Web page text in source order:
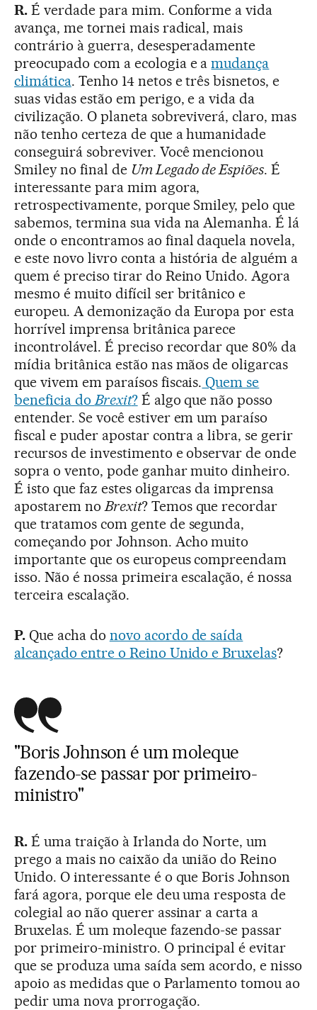
R. É verdade para mim. Conforme a vida
avança, me tornei mais radical, mais
contrário à guerra, desesperadamente
preocupado com a ecologia e amudança
climática. Tenho 14 netos e três bisnetos, e
suas vidas estão em perigo, e a vida da
civilização. O planeta sobreviverá, claro, mas
não tenho certeza de que a humanidade
conseguirá sobreviver. Você mencionou
Smiley no final de Um Legado de Espiões. É
interessante para mim agora,
retrospectivamente, porque Smiley, pelo que
sabemos, termina sua vida na Alemanha. É lá
onde o encontramos ao final daquela novela,
e este novo livro conta a história de alguém a
quem é preciso tirar do Reino Unido. Agora
mesmo é muito difícil ser britânico e
europeu. A demonização da Europa por esta
horrível imprensa britânica parece
incontrolável. É preciso recordar que 80% da
mídia britânica estão nas mãos de oligarcas
que vivem em paraísos fiscais. Quem se
beneficia doBrexit?É algo que não posso
entender. Se você estiver em um paraíso
fiscal e puder apostar contra a libra, se gerir
recursos de investimento e observar de onde
sopra o vento, pode ganhar muito dinheiro.
É isto que faz estes oligarcas da imprensa
apostarem noBrexit? Temos que recordar
que tratamos com gente de segunda,
começando por Johnson. Acho muito
importante que os europeus compreendam
isso. Não é nossa primeira escalação, é nossa
terceira escalação.
P. Que acha do novo acordo de saída
alcançado entre o Reino Unido e Bruxelas?
"Boris Johnson é um moleque
fazendo-se passar por primeiro-
ministro"
R. É uma traição à Irlanda do Norte, um
prego a mais no caixão da união do Reino
Unido. O interessante é o que Boris Johnson
fará agora, porque ele deu uma resposta de
colegial ao não querer assinar a carta a
Bruxelas. É um moleque fazendo-se passar
por primeiro-ministro. O principal é evitar
que se produza uma saída sem acordo, e nisso
apoio as medidas que o Parlamento tomou ao
pedir uma nova prorrogação.